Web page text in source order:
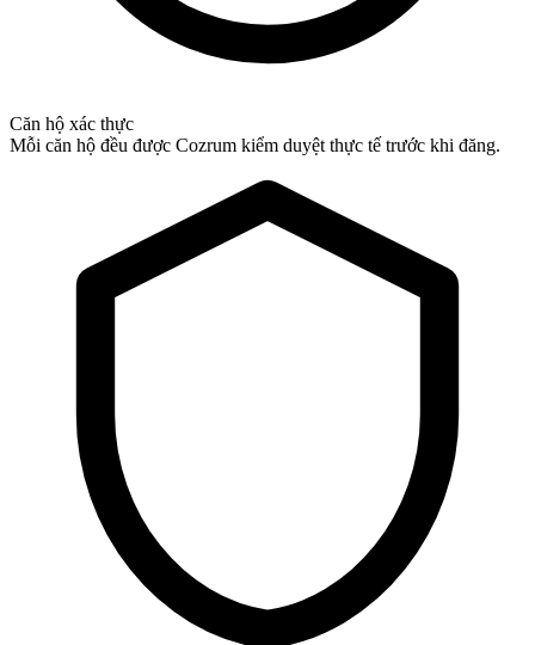
Căn hộ xác thực
Mỗi căn hộ đều được Cozrum kiểm duyệt thực tế trước khi đăng.